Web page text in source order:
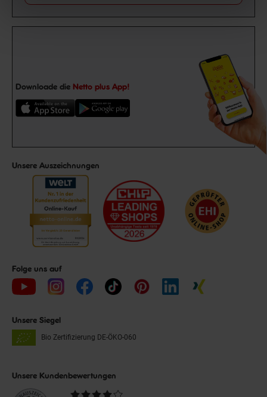
Downloade die Netto plus App!
Unsere Auszeichnungen
Folge uns auf
Unsere Siegel
Bio Zertifizierung DE-ÖKO-060
Unsere Kundenbewertungen
Durchschnittliche